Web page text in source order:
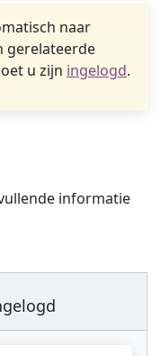
naar
gerelateerde
u zijn ingelogd.
informatie